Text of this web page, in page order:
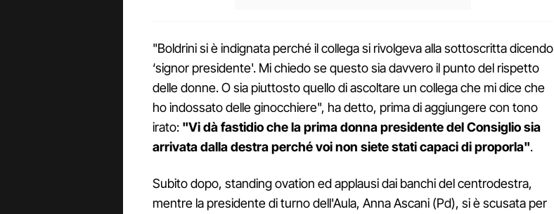
"Boldrini si è indignata perché il collega si rivolgeva alla sottoscritta dicendo
‘signor presidente'. Mi chiedo se questo sia davvero il punto del rispetto
delle donne. O sia piuttosto quello di ascoltare un collega che mi dice che
ho indossato delle ginocchiere", ha detto, prima di aggiungere con tono
irato: "Vi dà fastidio che la prima donna presidente del Consiglio sia
arrivata dalla destra perché voi non siete stati capaci di proporla".
Subito dopo, standing ovation ed applausi dai banchi del centrodestra,
mentre la presidente di turno dell'Aula, Anna Ascani (Pd), si è scusata per